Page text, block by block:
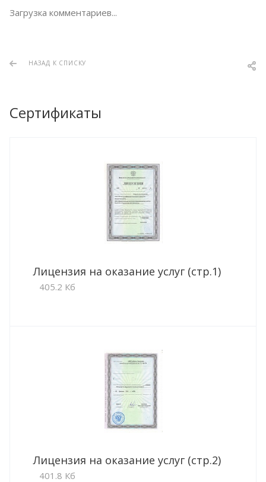
Загрузка комментариев...
НАЗАД К СПИСКУ
Сертификаты
Лицензия на оказание услуг (стр.1)
405.2 Кб
Лицензия на оказание услуг (стр.2)
401.8 Кб